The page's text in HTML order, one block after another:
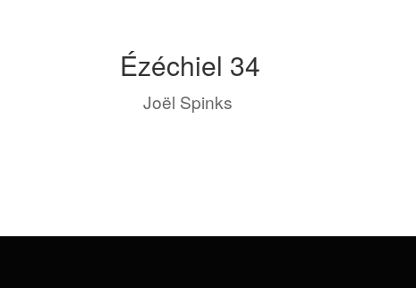
Ézéchiel 34
byJoël Spinks